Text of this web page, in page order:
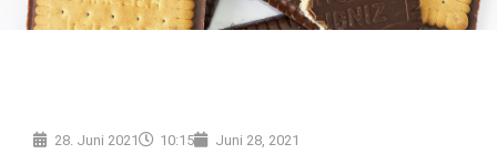
28. Juni 2021 10:15 Juni 28, 2021